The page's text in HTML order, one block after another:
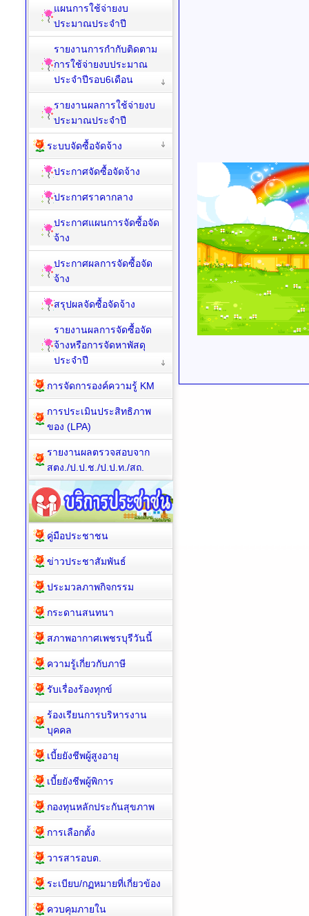
แผนการใช้จ่ายงบ
ประมาณประจำปี
รายงานการกำกับติดตาม
การใช้จ่ายงบประมาณ
ประจำปีรอบ6เดือน
รายงานผลการใช้จ่ายงบ
ประมาณประจำปี
ระบบจัดซื้อจัดจ้าง
ประกาศจัดซื้อจัดจ้าง
ประกาศราคากลาง
ประกาศแผนการจัดซื้อจัด
จ้าง
ประกาศผลการจัดซื้อจัด
จ้าง
สรุปผลจัดซื้อจัดจ้าง
รายงานผลการจัดซื้อจัด
จ้างหรือการจัดหาพัสดุ
ประจำปี
การจัดการองค์ความรู้ KM
การประเมินประสิทธิภาพ
ของ (LPA)
รายงานผลตรวจสอบจาก
สตง./ป.ป.ช./ป.ป.ท./สถ.
คู่มือประชาชน
ข่าวประชาสัมพันธ์
ประมวลภาพกิจกรรม
กระดานสนทนา
สภาพอากาศเพชรบุรีวันนี้
ความรู้เกี่ยวกับภาษี
รับเรื่องร้องทุกข์
ร้องเรียนการบริหารงาน
บุคคล
เบี้ยยังชีพผู้สูงอายุ
เบี้ยยังชีพผู้พิการ
กองทุนหลักประกันสุขภาพ
การเลือกตั้ง
วารสารอบต.
ระเบียบ/กฏหมายที่เกี่ยวข้อง
ควบคุมภายใน